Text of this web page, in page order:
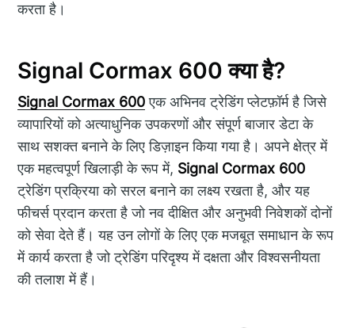
करता है।
Signal Cormax 600 क्या है?
Signal Cormax 600एक अभिनव ट्रेडिंग प्लेटफ़ॉर्म है जिसे
व्यापारियों को अत्याधुनिक उपकरणों और संपूर्ण बाजार डेटा के
साथ सशक्त बनाने के लिए डिज़ाइन किया गया है। अपने क्षेत्र में
एक महत्वपूर्ण खिलाड़ी के रूप में, Signal Cormax 600
ट्रेडिंग प्रक्रिया को सरल बनाने का लक्ष्य रखता है, और यह
फीचर्स प्रदान करता है जो नव दीक्षित और अनुभवी निवेशकों दोनों
को सेवा देते हैं। यह उन लोगों के लिए एक मजबूत समाधान के रूप
में कार्य करता है जो ट्रेडिंग परिदृश्य में दक्षता और विश्वसनीयता
की तलाश में हैं।